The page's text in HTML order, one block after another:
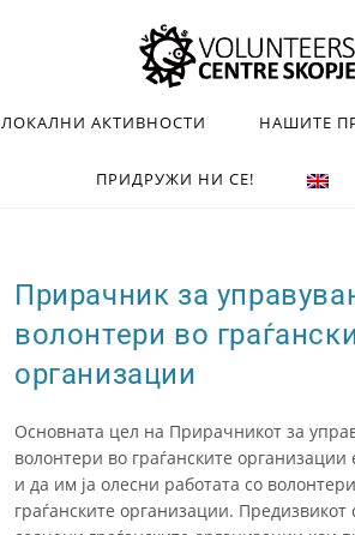
ЛОКАЛНИ АКТИВНОСТИ НАШИТЕ
ПРИДРУЖИ НИ СЕ!
Прирачник за
волонтери во граѓански
организации
Основната цел на Прирачникот за
волонтери во граѓанските
и да им ја олесни работата со
граѓанските организации. Предизвикот